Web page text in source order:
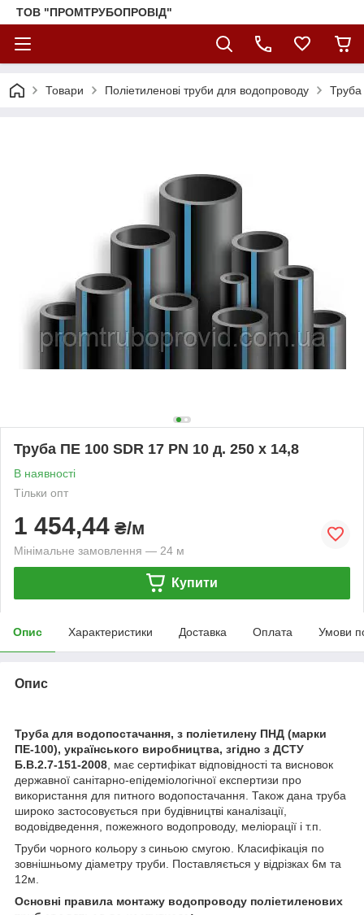
ТОВ "ПРОМТРУБОПРОВІД"
Товари Поліетиленові труби для водопроводу
Труба ПЕ 100 SDR 17 PN 10 д. 250 х 14,8
В наявності
Тільки опт
1 454,44 ₴/м
Мінімальне замовлення — 24 м
Купити
Опис Характеристики Доставка Оплата Умови
Опис
Труба для водопостачання, з поліетилену ПНД (марки
ПЕ-100), українського виробництва, згідно з ДСТУ
Б.В.2.7-151-2008 , має сертифікат відповідності та висновок
державної санітарно-епідеміологічної експертизи про
використання для питного водопостачання. Також дана труба
широко застосовується при будівництві каналізації,
водовідведення, пожежного водопроводу, меліорації і т.п.
Труби чорного кольору з синьою смугою. Класифікація по
зовнішньому діаметру труби. Поставляється у відрізках 6м та
12м.
Основні правила монтажу водопроводу поліетиленових